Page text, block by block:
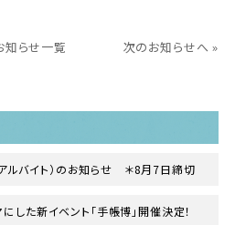
知らせ一覧 次のお知らせへ »
ルバイト）のお知らせ ＊8月7日締切
した新イベント「手帳博」開催決定！